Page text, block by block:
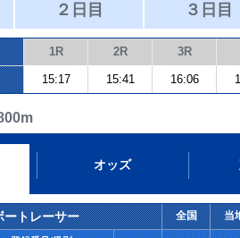
２日目 ３日目
1R 2R 3R
15:17 15:41 16:06
オッズ
ートレーサー 全国 当